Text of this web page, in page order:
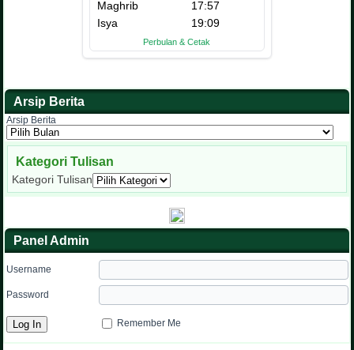
Arsip Berita
Arsip Berita
Kategori Tulisan
Kategori Tulisan
Panel Admin
Username
Password
Remember Me